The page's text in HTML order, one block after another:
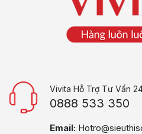
Vivita Hỗ Trợ Tư Vấn
0888 533 350
Email: